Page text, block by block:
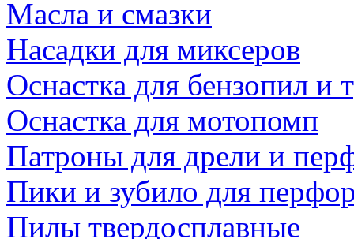
Масла и смазки
Насадки для миксеров
Оснастка для бензопил и
Оснастка для мотопомп
Патроны для дрели и
Пики и зубило для
Пилы твердосплавные